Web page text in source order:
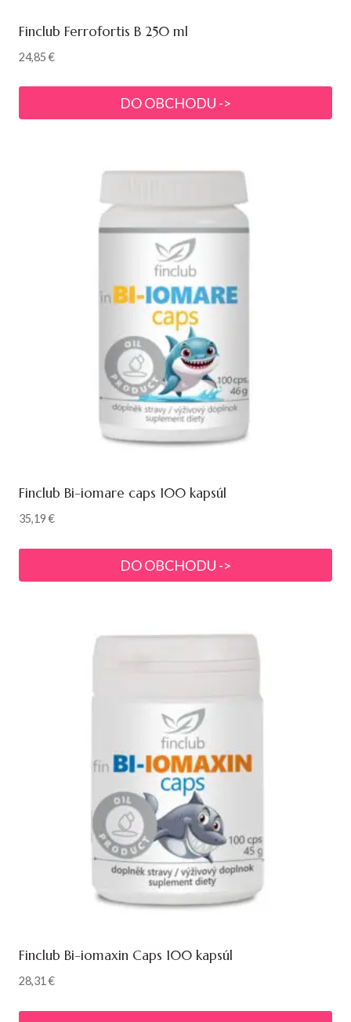
Finclub Ferrofortis B 250 ml
24,85€
DO OBCHODU ->
Finclub Bi-iomare caps 100 kapsúl
35,19€
DO OBCHODU ->
Finclub Bi-iomaxin Caps 100 kapsúl
28,31€